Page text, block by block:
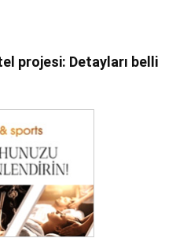
projesi: Detayları belli